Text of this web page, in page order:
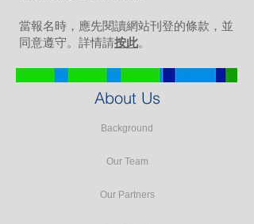
當報名時，應先閱讀網站刊登的條款，並
同意遵守。詳情請按此。
About Us
Background
Our Team
Our Partners